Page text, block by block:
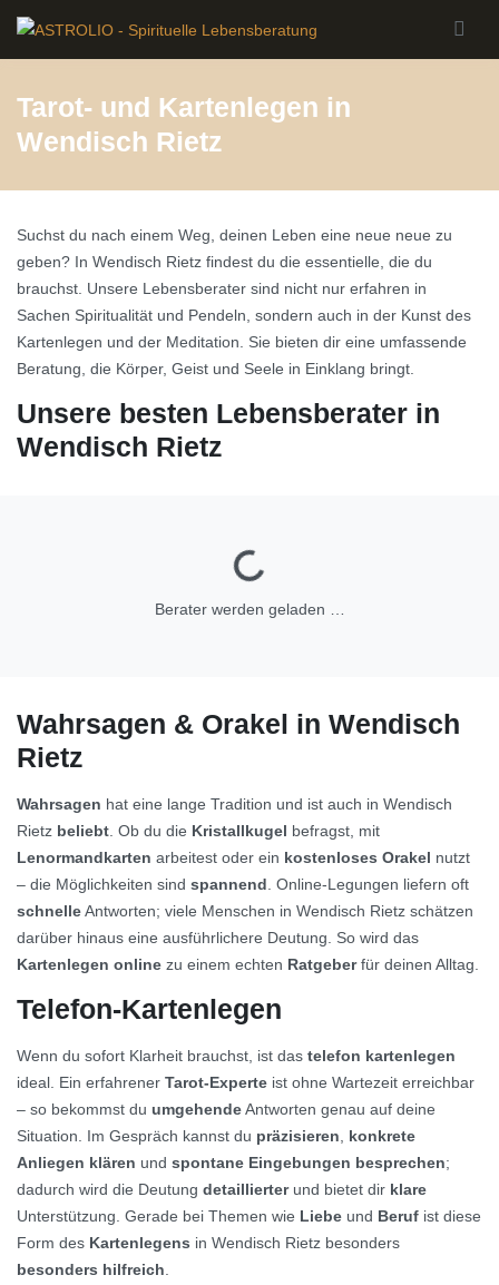
Tarot- und Kartenlegen in
Wendisch Rietz
Suchst du nach einem Weg, deinen Leben eine neue neue zu
geben? In Wendisch Rietz findest du die essentielle, die du
brauchst. Unsere Lebensberater sind nicht nur erfahren in
Sachen Spiritualität und Pendeln, sondern auch in der Kunst des
Kartenlegen und der Meditation. Sie bieten dir eine umfassende
Beratung, die Körper, Geist und Seele in Einklang bringt.
Unsere besten Lebensberater in
Wendisch Rietz
Berater werden geladen …
Wahrsagen & Orakel in Wendisch
Rietz
Wahrsagen hat eine lange Tradition und ist auch in Wendisch
Rietz beliebt . Ob du die Kristallkugel befragst, mit
Lenormandkarten arbeitest oder ein kostenloses Orakel nutzt
– die Möglichkeiten sind spannend . Online-Legungen liefern oft
schnelleAntworten; viele Menschen in Wendisch Rietz schätzen
darüber hinaus eine ausführlichere Deutung. So wird das
Kartenlegen online zu einem echten Ratgeberfür deinen Alltag.
Telefon-Kartenlegen
Wenn du sofort Klarheit brauchst, ist das telefon kartenlegen
ideal. Ein erfahrener Tarot-Experte ist ohne Wartezeit erreichbar
– so bekommst du umgehendeAntworten genau auf deine
Situation. Im Gespräch kannst du präzisieren
konkrete
Anliegen klären und spontane Eingebungen besprechen;
dadurch wird die Deutung detaillierterund bietet dir klare
Unterstützung. Gerade bei Themen wie Liebe und Beruf ist diese
Form des Kartenlegens in Wendisch Rietz besonders
besonders hilfreich